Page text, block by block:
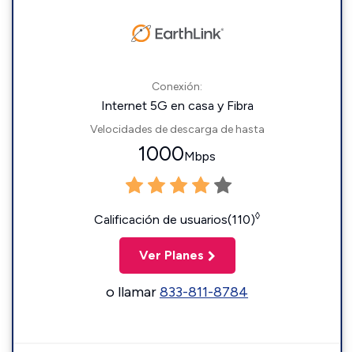
Conexión:
Internet 5G en casa y Fibra
Velocidades de descarga de hasta
1000Mbps
Calificación de usuarios(110)◊
Ver Planes
o llamar833-811-8784